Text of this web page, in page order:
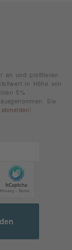
an und profitieren
in Höhe von
5%
Sie
!